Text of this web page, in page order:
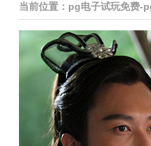
当前位置： pg电子试玩免费-